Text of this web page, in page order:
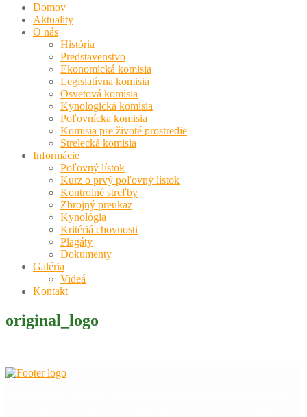
Domov
Aktuality
O nás
História
Predstavenstvo
Ekonomická komisia
Legislatívna komisia
Osvetová komisia
Kynologická komisia
Poľovnícka komisia
Komisia pre životé prostredie
Strelecká komisia
Informácie
Poľovný lístok
Kurz o prvý poľovný lístok
Kontrolné streľby
Zbrojný preukaz
Kynológia
Kritériá chovnosti
Plagáty
Dokumenty
Galéria
Videá
Kontakt
original_logo